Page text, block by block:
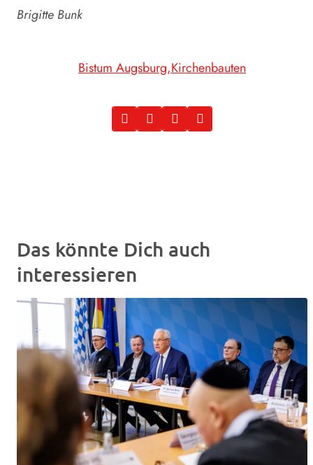
Brigitte Bunk
Bistum Augsburg Kirchenbauten
Das könnte Dich auch
interessieren